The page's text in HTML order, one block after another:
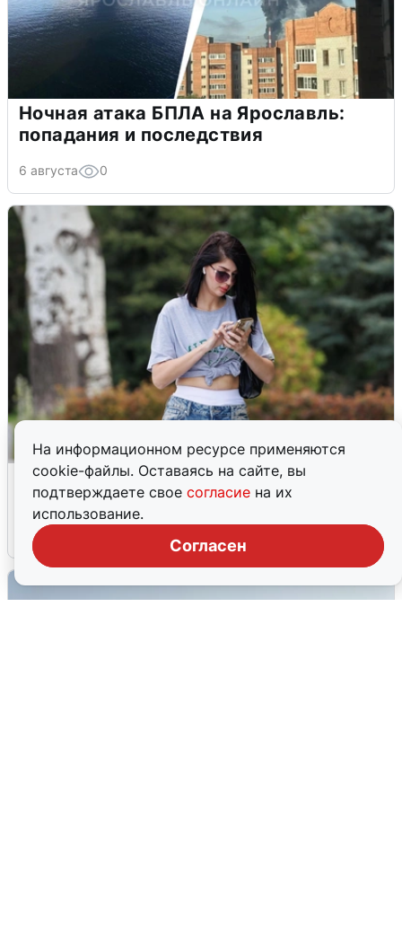
На информационном ресурсе применяются
cookie-файлы. Оставаясь на сайте, вы
подтверждаете свое согласие на их
использование.
Согласен
Ночная атака БПЛА на Ярославль:
попадания и последствия
6 августа 0
Волгоградцы остались без
мобильного интернета
6 августа